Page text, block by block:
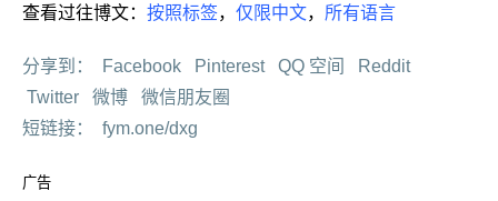
查看过往博文： 按照标签， 仅限中文， 所有语言
分享到： Facebook Pinterest QQ 空间
Reddit
Twitter
微博
微信朋友圈
短链接：
fym.one/dxg
广告